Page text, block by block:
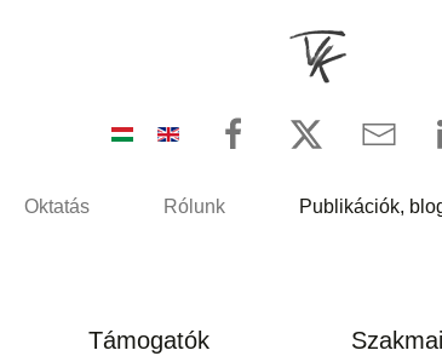
Oktatás Rólunk Publikációk,
Támogatók Szakmai